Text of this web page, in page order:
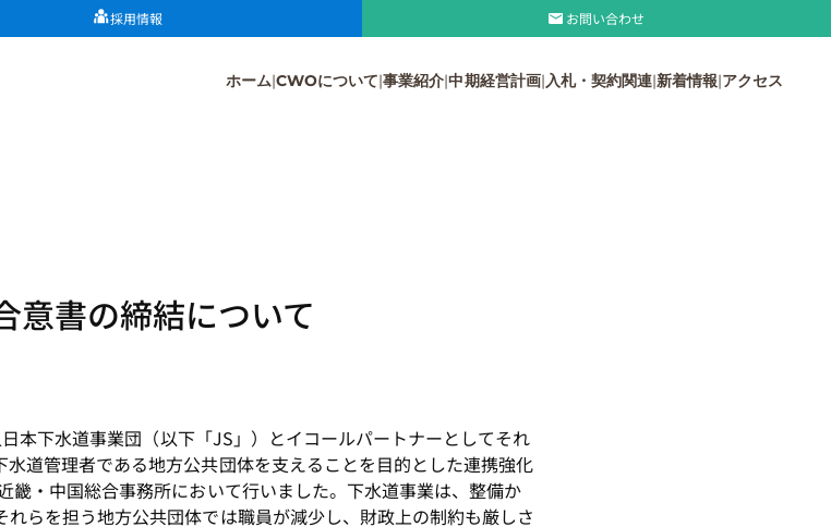
ホーム CWOについて 事業紹介 中期経営計画 入札・契約関連 新着情報 アクセス
採用情報 お問い合わせ
意書の締結について
本下水道事業団（以下「JS」）とイコールパートナーとしてそれ
道管理者である地方公共団体を支えることを目的とした連携強化
畿・中国総合事務所において行いました。下水道事業は、整備か
らを担う地方公共団体では職員が減少し、財政上の制約も厳しさ